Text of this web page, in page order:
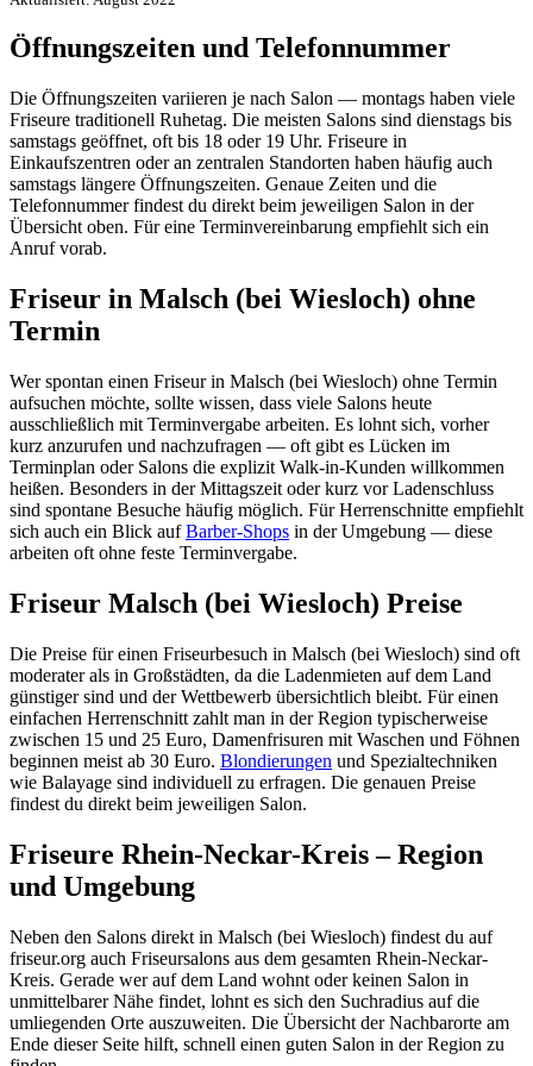
Öffnungszeiten und Telefonnummer
Die Öffnungszeiten variieren je nach Salon — montags haben viele
Friseure traditionell Ruhetag. Die meisten Salons sind dienstags bis
samstags geöffnet, oft bis 18 oder 19 Uhr. Friseure in
Einkaufszentren oder an zentralen Standorten haben häufig auch
samstags längere Öffnungszeiten. Genaue Zeiten und die
Telefonnummer findest du direkt beim jeweiligen Salon in der
Übersicht oben. Für eine Terminvereinbarung empfiehlt sich ein
Anruf vorab.
Friseur in Malsch (bei Wiesloch) ohne
Termin
Wer spontan einen Friseur in Malsch (bei Wiesloch) ohne Termin
aufsuchen möchte, sollte wissen, dass viele Salons heute
ausschließlich mit Terminvergabe arbeiten. Es lohnt sich, vorher
kurz anzurufen und nachzufragen — oft gibt es Lücken im
Terminplan oder Salons die explizit Walk-in-Kunden willkommen
heißen. Besonders in der Mittagszeit oder kurz vor Ladenschluss
sind spontane Besuche häufig möglich. Für Herrenschnitte empfiehlt
sich auch ein Blick aufBarber-Shops in der Umgebung — diese
arbeiten oft ohne feste Terminvergabe.
Friseur Malsch (bei Wiesloch) Preise
Die Preise für einen Friseurbesuch in Malsch (bei Wiesloch) sind oft
moderater als in Großstädten, da die Ladenmieten auf dem Land
günstiger sind und der Wettbewerb übersichtlich bleibt. Für einen
einfachen Herrenschnitt zahlt man in der Region typischerweise
zwischen 15 und 25 Euro, Damenfrisuren mit Waschen und Föhnen
beginnen meist ab 30 Euro. Blondierungen und Spezialtechniken
wie Balayage sind individuell zu erfragen. Die genauen Preise
findest du direkt beim jeweiligen Salon.
Friseure Rhein-Neckar-Kreis – Region
und Umgebung
Neben den Salons direkt in Malsch (bei Wiesloch) findest du auf
friseur.org auch Friseursalons aus dem gesamten Rhein-Neckar-
Kreis. Gerade wer auf dem Land wohnt oder keinen Salon in
unmittelbarer Nähe findet, lohnt es sich den Suchradius auf die
umliegenden Orte auszuweiten. Die Übersicht der Nachbarorte am
Ende dieser Seite hilft, schnell einen guten Salon in der Region zu